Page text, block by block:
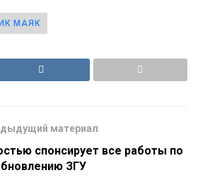
МАЯК
материал
спонсирует все работы по
ЗГУ